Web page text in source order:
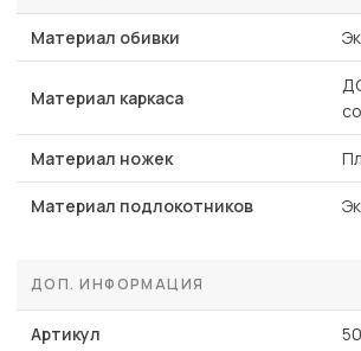
Материал обивки
Материал каркаса
Материал ножек
Материал подлокотников
ДОП. ИНФОРМАЦИЯ
Артикул